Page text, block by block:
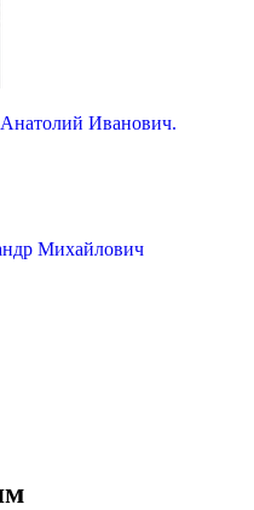
Иванович.
Михайлович